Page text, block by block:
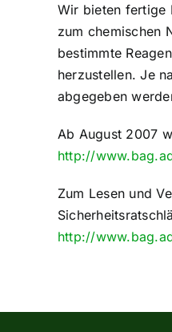
Wir bieten fertige
zum chemischen
bestimmte
herzustellen. Je
abgegeben
Ab August 2007
http://
Zum Lesen und
http://